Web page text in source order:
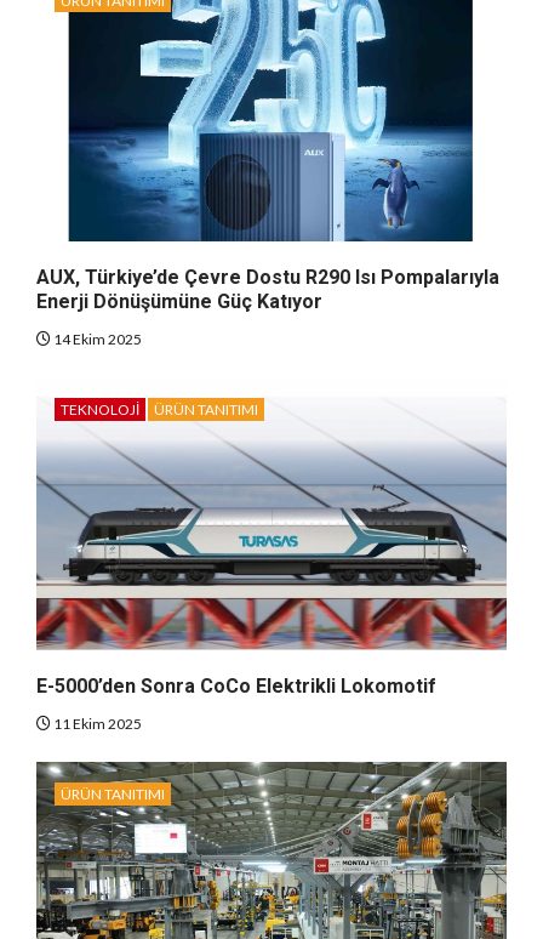
AUX, Türkiye’de Çevre Dostu R290 Isı Pompalarıyla
Enerji Dönüşümüne Güç Katıyor
14 Ekim 2025
TEKNOLOJI ÜRÜN TANITIMI
E-5000’den Sonra CoCo Elektrikli Lokomotif
11 Ekim 2025
ÜRÜN TANITIMI